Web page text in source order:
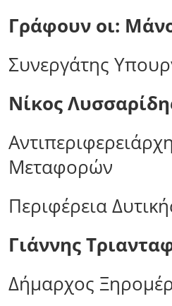
Γράφουν οι:
Συνεργάτης
Νίκος
Μεταφορών
Περιφέρεια
Γιάννης
Δήμαρχος